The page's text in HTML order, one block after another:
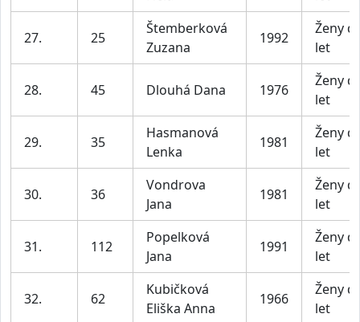
27. 25
Štemberková
Zuzana
1992
Ženy
let
28. 45 Dlouhá Dana 1976
Ženy
let
29. 35
Hasmanová
Lenka
1981
Ženy
let
30. 36
Vondrova
Jana
1981
Ženy
let
31. 112
Popelková
Jana
1991
Ženy
let
32. 62
Kubičková
Eliška Anna
1966
Ženy
let